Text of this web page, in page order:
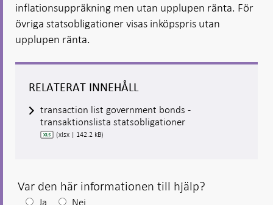
inflationsuppräkning men utan upplupen ränta. För
övriga statsobligationer visas inköpspris utan
upplupen ränta.
RELATERAT INNEHÅLL
transaction list government bonds -
transaktionslista statsobligationer
(xlsx | 142.2 kB)
Var den här informationen till hjälp?
Ja Nej